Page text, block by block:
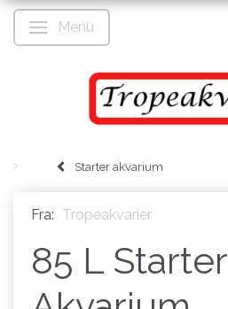
Skifte navigation
Menu
Starter akvarium
Fra: Tropeakvarier
85 L Starter